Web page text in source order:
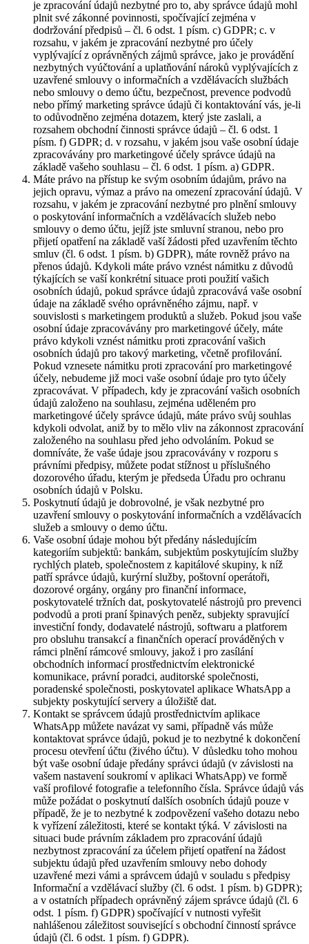
je zpracování údajů nezbytné pro to, aby správce údajů mohl
plnit své zákonné povinnosti, spočívající zejména v
dodržování předpisů – čl. 6 odst. 1 písm. c) GDPR; c. v
rozsahu, v jakém je zpracování nezbytné pro účely
vyplývající z oprávněných zájmů správce, jako je provádění
nezbytných vyúčtování a uplatňování nároků vyplývajících z
uzavřené smlouvy o informačních a vzdělávacích službách
nebo smlouvy o demo účtu, bezpečnost, prevence podvodů
nebo přímý marketing správce údajů či kontaktování vás, je-li
to odůvodněno zejména dotazem, který jste zaslali, a
rozsahem obchodní činnosti správce údajů – čl. 6 odst. 1
písm. f) GDPR; d. v rozsahu, v jakém jsou vaše osobní údaje
zpracovávány pro marketingové účely správce údajů na
základě vašeho souhlasu – čl. 6 odst. 1 písm. a) GDPR.
Máte právo na přístup ke svým osobním údajům, právo na
jejich opravu, výmaz a právo na omezení zpracování údajů. V
rozsahu, v jakém je zpracování nezbytné pro plnění smlouvy
o poskytování informačních a vzdělávacích služeb nebo
smlouvy o demo účtu, jejíž jste smluvní stranou, nebo pro
přijetí opatření na základě vaší žádosti před uzavřením těchto
smluv (čl. 6 odst. 1 písm. b) GDPR), máte rovněž právo na
přenos údajů. Kdykoli máte právo vznést námitku z důvodů
týkajících se vaší konkrétní situace proti použití vašich
osobních údajů, pokud správce údajů zpracovává vaše osobní
údaje na základě svého oprávněného zájmu, např. v
souvislosti s marketingem produktů a služeb. Pokud jsou vaše
osobní údaje zpracovávány pro marketingové účely, máte
právo kdykoli vznést námitku proti zpracování vašich
osobních údajů pro takový marketing, včetně profilování.
Pokud vznesete námitku proti zpracování pro marketingové
účely, nebudeme již moci vaše osobní údaje pro tyto účely
zpracovávat. V případech, kdy je zpracování vašich osobních
údajů založeno na souhlasu, zejména uděleném pro
marketingové účely správce údajů, máte právo svůj souhlas
kdykoli odvolat, aniž by to mělo vliv na zákonnost zpracování
založeného na souhlasu před jeho odvoláním. Pokud se
domníváte, že vaše údaje jsou zpracovávány v rozporu s
právními předpisy, můžete podat stížnost u příslušného
dozorového úřadu, kterým je předseda Úřadu pro ochranu
osobních údajů v Polsku.
Poskytnutí údajů je dobrovolné, je však nezbytné pro
uzavření smlouvy o poskytování informačních a vzdělávacích
služeb a smlouvy o demo účtu.
Vaše osobní údaje mohou být předány následujícím
kategoriím subjektů: bankám, subjektům poskytujícím služby
rychlých plateb, společnostem z kapitálové skupiny, k níž
patří správce údajů, kurýrní služby, poštovní operátoři,
dozorové orgány, orgány pro finanční informace,
poskytovatelé tržních dat, poskytovatelé nástrojů pro prevenci
podvodů a proti praní špinavých peněz, subjekty spravující
investiční fondy, dodavatelé nástrojů, softwaru a platforem
pro obsluhu transakcí a finančních operací prováděných v
rámci plnění rámcové smlouvy, jakož i pro zasílání
obchodních informací prostřednictvím elektronické
komunikace, právní poradci, auditorské společnosti,
poradenské společnosti, poskytovatel aplikace WhatsApp a
subjekty poskytující servery a úložiště dat.
Kontakt se správcem údajů prostřednictvím aplikace
WhatsApp můžete navázat vy sami, případně vás může
kontaktovat správce údajů, pokud je to nezbytné k dokončení
procesu otevření účtu (živého účtu). V důsledku toho mohou
být vaše osobní údaje předány správci údajů (v závislosti na
vašem nastavení soukromí v aplikaci WhatsApp) ve formě
vaší profilové fotografie a telefonního čísla. Správce údajů vás
může požádat o poskytnutí dalších osobních údajů pouze v
případě, že je to nezbytné k zodpovězení vašeho dotazu nebo
k vyřízení záležitosti, které se kontakt týká. V závislosti na
situaci bude právním základem pro zpracování údajů
nezbytnost zpracování za účelem přijetí opatření na žádost
subjektu údajů před uzavřením smlouvy nebo dohody
uzavřené mezi vámi a správcem údajů v souladu s předpisy
Informační a vzdělávací služby (čl. 6 odst. 1 písm. b) GDPR);
a v ostatních případech oprávněný zájem správce údajů (čl. 6
odst. 1 písm. f) GDPR) spočívající v nutnosti vyřešit
nahlášenou záležitost související s obchodní činností správce
údajů (čl. 6 odst. 1 písm. f) GDPR).